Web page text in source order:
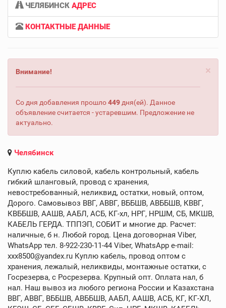
ЧЕЛЯБИНСК АДРЕС
КОНТАКТНЫЕ ДАННЫЕ
×
Внимание!
Со дня добавления прошло449 дня(ей). Данное
объявление считается - устаревшим. Предложение не
актуально.
Челябинск
Куплю кабель силовой, кабель контрольный, кабель
гибкий шланговый, провод с хранения,
невостребованный, неликвид, остатки, новый, оптом,
Дорого. Самовывоз ВВГ, АВВГ, ВББШВ, АВББШВ, КВВГ,
КВББШВ, ААШВ, ААБЛ, АСБ, КГ-хл, НРГ, НРШМ, СБ, МКШВ,
КАБЕЛЬ ГЕРДА. ТППЭП, СОБИТ и многие др. Расчет:
наличные, б н. Любой город. Цена договорная Viber,
WhatsApp тел. 8-922-230-11-44 Viber, WhatsApp e-mail:
xxx8500@yandex.ru Куплю кабель, провод оптом с
хранения, лежалый, неликвиды, монтажные остатки, с
Госрезерва, с Росрезерва. Крупный опт. Оплата нал, б
нал. Наш вывоз из любого региона России и Казахстана
ВВГ, АВВГ, ВББШВ, АВББШВ, ААБЛ, ААШВ, АСБ, КГ, КГ-ХЛ,